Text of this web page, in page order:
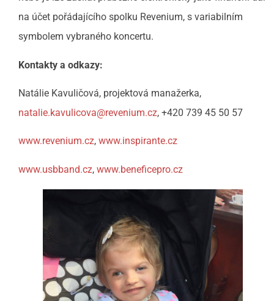
na účet pořádajícího spolku Revenium, s variabilním
symbolem vybraného koncertu.
Kontakty a odkazy:
Natálie Kavuličová, projektová manažerka,
natalie.kavulicova@revenium.cz, +420 739 45 50 57
www.revenium.cz, www.inspirante.cz
www.usbband.cz, www.beneficepro.cz